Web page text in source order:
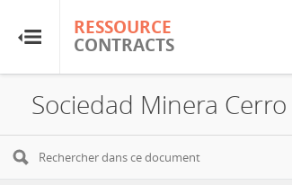
RESSOURCE
CONTRACTS
RESSOURCE
CONTRACTS
Accueil